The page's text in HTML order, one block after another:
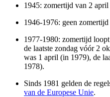
1945: zomertijd van 2 april
1946-1976: geen zomertijd
1977-1980: zomertijd
de laatste zondag vóór 2
was 1 april (in 1979), de
1978).
Sinds 1981 gelden de
van de Europese Unie.